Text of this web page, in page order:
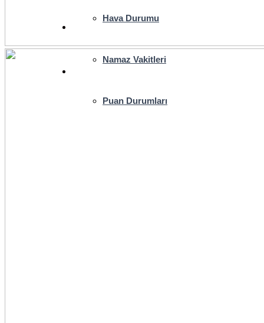
Hava Durumu
Namaz Vakitleri
Puan Durumları